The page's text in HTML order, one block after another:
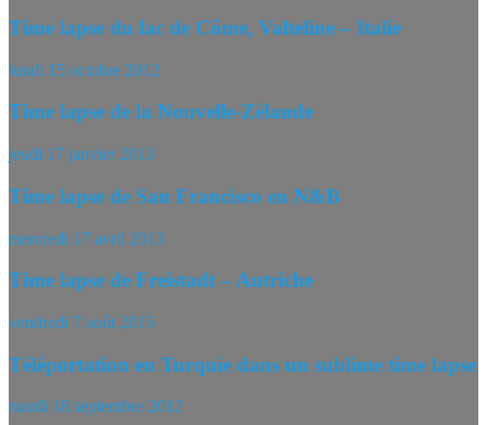
Time lapse du lac de Côme, Valteline – Italie
lundi 15 octobre 2012
Time lapse de la Nouvelle-Zélande
jeudi 17 janvier 2013
Time lapse de San Francisco en N&B
mercredi 17 avril 2013
Time lapse de Freistadt – Autriche
vendredi 7 août 2015
Téléportation en Turquie dans un sublime time lapse
mardi 18 septembre 2012